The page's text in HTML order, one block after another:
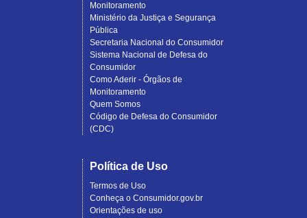
Monitoramento
Ministério da Justiça e Segurança
Pública
Secretaria Nacional do Consumidor
Sistema Nacional de Defesa do
Consumidor
Como Aderir - Órgãos de
Monitoramento
Quem Somos
Código de Defesa do Consumidor
(CDC)
Política de Uso
Termos de Uso
Conheça o Consumidor.gov.br
Orientações de uso